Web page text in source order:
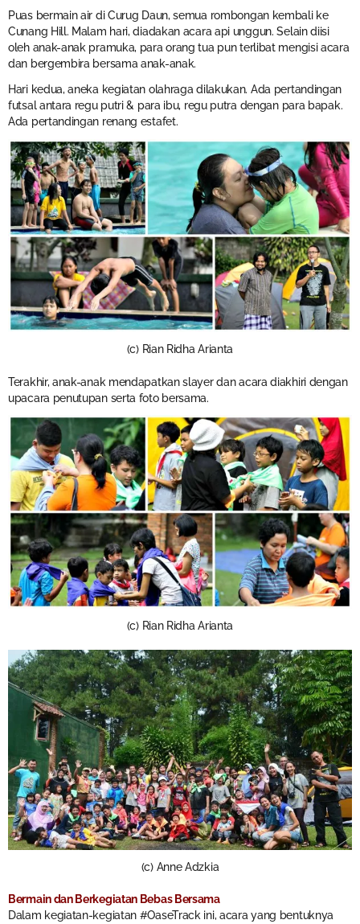
Puas bermain air di Curug Daun, semua rombongan kembali ke
Cunang Hill. Malam hari, diadakan acara api unggun. Selain diisi
oleh anak-anak pramuka, para orang tua pun terlibat mengisi acara
dan bergembira bersama anak-anak.
Hari kedua, aneka kegiatan olahraga dilakukan. Ada pertandingan
futsal antara regu putri & para ibu, regu putra dengan para bapak.
Ada pertandingan renang estafet.
(c) Rian Ridha Arianta
Terakhir, anak-anak mendapatkan slayer dan acara diakhiri dengan
upacara penutupan serta foto bersama.
(c) Rian Ridha Arianta
(c) Anne Adzkia
Bermain dan Berkegiatan Bebas Bersama
Dalam kegiatan-kegiatan #OaseTrack ini, acara yang bentuknya